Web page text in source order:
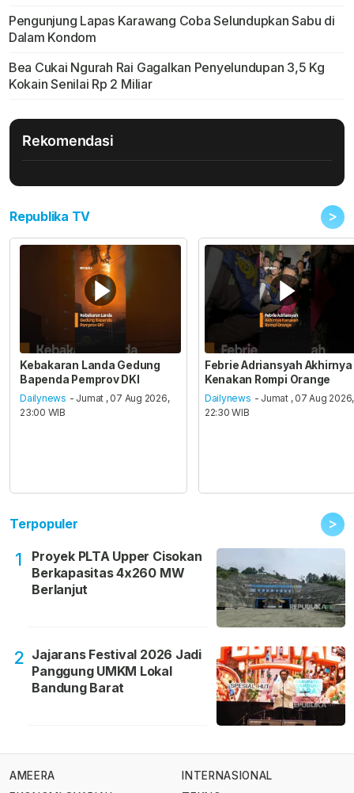
Pengunjung Lapas Karawang Coba Selundupkan Sabu di
Dalam Kondom
Bea Cukai Ngurah Rai Gagalkan Penyelundupan 3,5 Kg
Kokain Senilai Rp 2 Miliar
Rekomendasi
Republika TV >
Kebakaran Landa Gedung
Bapenda Pemprov DKI
Dailynews - Jumat , 07 Aug 2026,
23:00 WIB
Febrie Adriansyah Akhirnya
Kenakan Rompi Orange
Dailynews - Jumat , 07 Aug 2026,
22:30 WIB
Terpopuler >
1
Proyek PLTA Upper Cisokan
Berkapasitas 4x260 MW
Berlanjut
2 Jajarans Festival 2026 Jadi
Panggung UMKM Lokal
Bandung Barat
AMEERA
INTERNASIONAL